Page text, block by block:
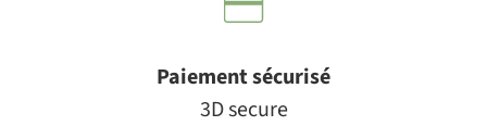
Paiement sécurisé
3D secure